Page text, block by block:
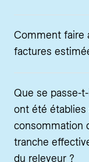
Comment faire
factures
Que se passe-
ont été établies
consommation
tranche
du releveur ?